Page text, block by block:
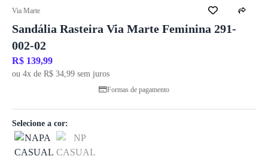
1/ 6
Via Marte
Sandália Rasteira Via Marte Feminina 291-
002-02
R$ 139,99
ou 4x de R$ 34,99 sem juros
Formas de pagamento
Selecione a cor: